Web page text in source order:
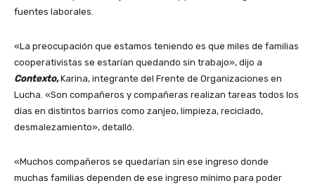
fuentes laborales.
«La preocupación que estamos teniendo es que miles de familias
cooperativistas se estarían quedando sin trabajo», dijo a
Contexto,Karina, integrante del Frente de Organizaciones en
Lucha. «Son compañeros y compañeras realizan tareas todos los
días en distintos barrios como zanjeo, limpieza, reciclado,
desmalezamiento», detalló.
«Muchos compañeros se quedarían sin ese ingreso donde
muchas familias dependen de ese ingreso mínimo para poder